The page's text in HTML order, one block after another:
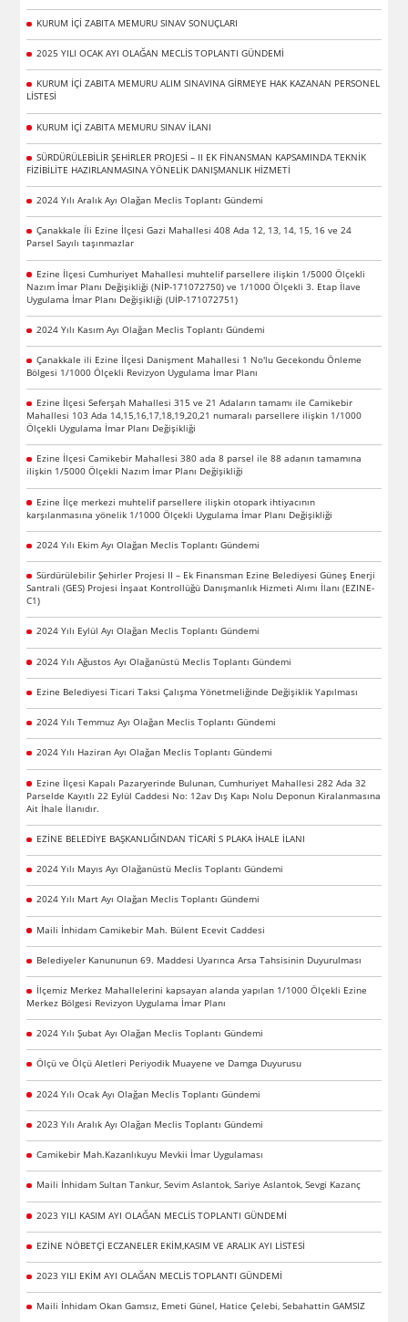
KURUM İÇİ ZABITA MEMURU SINAV SONUÇLARI
2025 YILI OCAK AYI OLAĞAN MECLİS TOPLANTI GÜNDEMİ
KURUM İÇİ ZABITA MEMURU ALIM SINAVINA GİRMEYE HAK KAZANAN PERSONEL
LİSTESİ
KURUM İÇİ ZABITA MEMURU SINAV İLANI
SÜRDÜRÜLEBİLİR ŞEHİRLER PROJESİ – II EK FİNANSMAN KAPSAMINDA TEKNİK
FİZİBİLİTE HAZIRLANMASINA YÖNELİK DANIŞMANLIK HİZMETİ
2024 Yılı Aralık Ayı Olağan Meclis Toplantı Gündemi
Çanakkale İli Ezine İlçesi Gazi Mahallesi 408 Ada 12, 13, 14, 15, 16 ve 24
Parsel Sayılı taşınmazlar
Ezine İlçesi Cumhuriyet Mahallesi muhtelif parsellere ilişkin 1/5000 Ölçekli
Nazım İmar Planı Değişikliği (NİP-171072750) ve 1/1000 Ölçekli 3. Etap İlave
Uygulama İmar Planı Değişikliği (UİP-171072751)
2024 Yılı Kasım Ayı Olağan Meclis Toplantı Gündemi
Çanakkale ili Ezine İlçesi Danişment Mahallesi 1 No'lu Gecekondu Önleme
Bölgesi 1/1000 Ölçekli Revizyon Uygulama İmar Planı
Ezine İlçesi Seferşah Mahallesi 315 ve 21 Adaların tamamı ile Camikebir
Mahallesi 103 Ada 14,15,16,17,18,19,20,21 numaralı parsellere ilişkin 1/1000
Ölçekli Uygulama İmar Planı Değişikliği
Ezine İlçesi Camikebir Mahallesi 380 ada 8 parsel ile 88 adanın tamamına
ilişkin 1/5000 Ölçekli Nazım İmar Planı Değişikliği
Ezine İlçe merkezi muhtelif parsellere ilişkin otopark ihtiyacının
karşılanmasına yönelik 1/1000 Ölçekli Uygulama İmar Planı Değişikliği
2024 Yılı Ekim Ayı Olağan Meclis Toplantı Gündemi
Sürdürülebilir Şehirler Projesi II – Ek Finansman Ezine Belediyesi Güneş Enerji
Santrali (GES) Projesi İnşaat Kontrollüğü Danışmanlık Hizmeti Alımı İlanı (EZINE-
C1)
2024 Yılı Eylül Ayı Olağan Meclis Toplantı Gündemi
2024 Yılı Ağustos Ayı Olağanüstü Meclis Toplantı Gündemi
Ezine Belediyesi Ticari Taksi Çalışma Yönetmeliğinde Değişiklik Yapılması
2024 Yılı Temmuz Ayı Olağan Meclis Toplantı Gündemi
2024 Yılı Haziran Ayı Olağan Meclis Toplantı Gündemi
Ezine İlçesi Kapalı Pazaryerinde Bulunan, Cumhuriyet Mahallesi 282 Ada 32
Parselde Kayıtlı 22 Eylül Caddesi No: 12av Dış Kapı Nolu Deponun Kiralanmasına
Ait İhale İlanıdır.
EZİNE BELEDİYE BAŞKANLIĞINDAN TİCARİ S PLAKA İHALE İLANI
2024 Yılı Mayıs Ayı Olağanüstü Meclis Toplantı Gündemi
2024 Yılı Mart Ayı Olağan Meclis Toplantı Gündemi
Maili İnhidam Camikebir Mah. Bülent Ecevit Caddesi
Belediyeler Kanununun 69. Maddesi Uyarınca Arsa Tahsisinin Duyurulması
İlçemiz Merkez Mahallelerini kapsayan alanda yapılan 1/1000 Ölçekli Ezine
Merkez Bölgesi Revizyon Uygulama İmar Planı
2024 Yılı Şubat Ayı Olağan Meclis Toplantı Gündemi
Ölçü ve Ölçü Aletleri Periyodik Muayene ve Damga Duyurusu
2024 Yılı Ocak Ayı Olağan Meclis Toplantı Gündemi
2023 Yılı Aralık Ayı Olağan Meclis Toplantı Gündemi
Camikebir Mah.Kazanlıkuyu Mevkii İmar Uygulaması
Maili İnhidam Sultan Tankur, Sevim Aslantok, Sariye Aslantok, Sevgi Kazanç
2023 YILI KASIM AYI OLAĞAN MECLİS TOPLANTI GÜNDEMİ
EZİNE NÖBETÇİ ECZANELER EKİM,KASIM VE ARALIK AYI LİSTESİ
2023 YILI EKİM AYI OLAĞAN MECLİS TOPLANTI GÜNDEMİ
Maili İnhidam Okan Gamsız, Emeti Günel, Hatice Çelebi, Sebahattin GAMSIZ